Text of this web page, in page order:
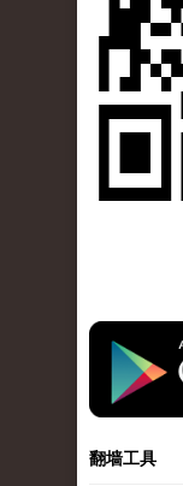
翻墙工具